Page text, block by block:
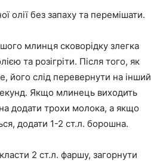
олії без запаху та перемішати.
млинця сковорідку злегка
та розігріти. Після того, як
його слід перевернути на інший
Якщо млинець виходить
додати трохи молока, а якщо
додати 1-2 ст.л. борошна.
2 ст.л. фаршу, загорнути